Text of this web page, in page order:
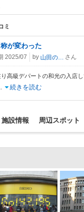
ミ
が変わった
2025/07 by 山田のかかし さん
高級デパートの和光の入店
続きを読む
施設情報 周辺スポット